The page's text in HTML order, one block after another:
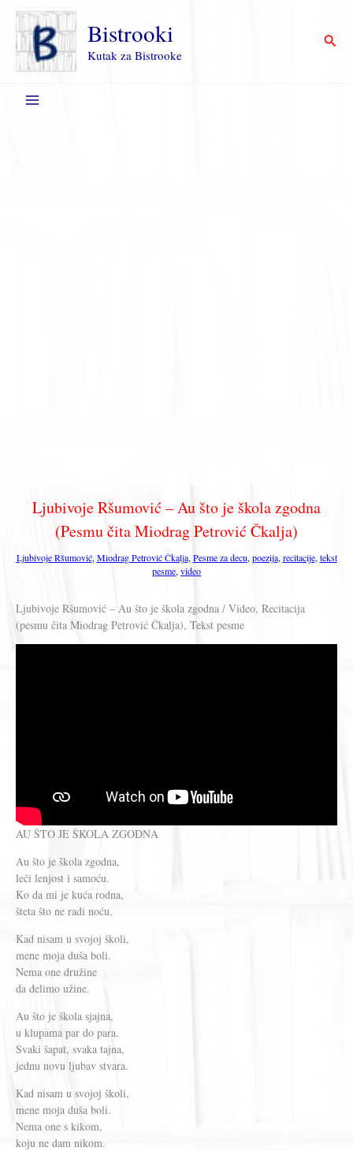
Пређи
садржај
Bistrooki
Kutak za Bistrooke
Ljubivoje Ršumović – Au što je škola zgodna
(Pesmu čita Miodrag Petrović Čkalja)
Ljubivoje Ršumović, Miodrag Petrović Čkalja, Pesme za decu, poezija, recitacije, tekst
pesme, video
Ljubivoje Ršumović – Au što je škola zgodna / Video, Recitacija
(pesmu čita Miodrag Petrović Čkalja), Tekst pesme
AU ŠTO JE ŠKOLA ZGODNA
Au što je škola zgodna,
leči lenjost i samoću.
Ko da mi je kuća rodna,
šteta što ne radi noću.
Kad nisam u svojoj školi,
mene moja duša boli.
Nema one družine
da delimo užine.
Au što je škola sjajna,
u klupama par do para.
Svaki šapat, svaka tajna,
jednu novu ljubav stvara.
Kad nisam u svojoj školi,
mene moja duša boli.
Nema one s kikom,
koju ne dam nikom.